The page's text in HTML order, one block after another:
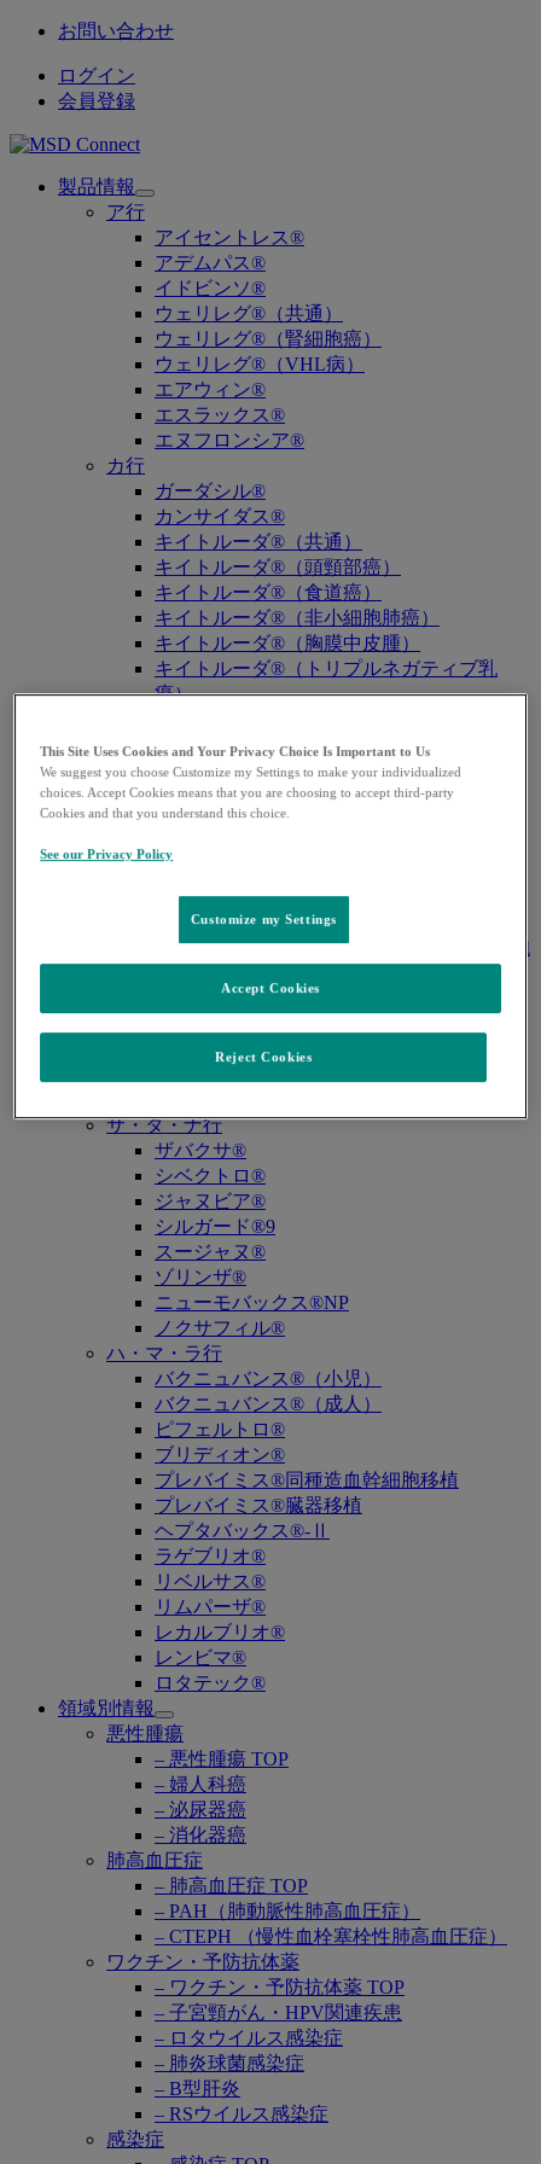
お問い合わせ
ログイン
会員登録
製品情報
Open
submenu
ア行
アイセントレス®
アデムパス®
イドビンソ®
ウェリレグ®（共通）
ウェリレグ®（腎細胞癌）
ウェリレグ®（VHL病）
エアウィン®
エスラックス®
エヌフロンシア®
カ行
ガーダシル®
カンサイダス®
キイトルーダ®（共通）
キイトルーダ®（頭頸部癌）
キイトルーダ®（食道癌）
キイトルーダ®（非小細胞肺癌）
キイトルーダ®（胸膜中皮腫）
キイトルーダ®（トリプルネガティブ乳
癌）
キイトルーダ®（胆道癌）
キイトルーダ®（腎細胞癌）
キイトルーダ®（尿路上皮癌）
キイトルーダ®（子宮体癌）
キイトルーダ®（子宮頸癌）
キイトルーダ®（古典的ホジキンリンパ
腫）
キイトルーダ®（原発性縦隔大細胞型B細胞
キイトルーダ®（MSI-High固形癌）
キイトルーダ®（TMB-High固形癌）
サ・タ・ナ行
ザバクサ®
シベクトロ®
ジャヌビア®
シルガード®9
スージャヌ®
ゾリンザ®
ニューモバックス®NP
ノクサフィル®
ハ・マ・ラ行
バクニュバンス®（小児）
バクニュバンス®（成人）
ピフェルトロ®
ブリディオン®
プレバイミス®同種造血幹細胞移植
プレバイミス®臓器移植
ヘプタバックス®-Ⅱ
ラゲブリオ®
リベルサス®
リムパーザ®
レカルブリオ®
レンビマ®
ロタテック®
領域別情報
Open
submenu
悪性腫瘍
– 悪性腫瘍 TOP
– 婦人科癌
– 泌尿器癌
– 消化器癌
肺高血圧症
– 肺高血圧症 TOP
– PAH（肺動脈性肺高血圧症）
– CTEPH （慢性血栓塞栓性肺高血圧症）
ワクチン・予防抗体薬
– ワクチン・予防抗体薬 TOP
– 子宮頸がん・HPV関連疾患
– ロタウイルス感染症
– 肺炎球菌感染症
– B型肝炎
– RSウイルス感染症
感染症
This Site Uses Cookies and Your Privacy Choice Is Important to Us
We suggest you choose Customize my Settings to make your individualized
choices. Accept Cookies means that you are choosing to accept third-party
Cookies and that you understand this choice.
See our Privacy Policy
Customize my Settings
Reject Cookies
Accept Cookies